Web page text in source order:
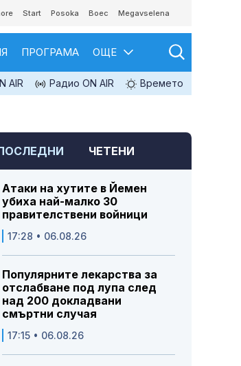
Start Posoka Boec Megavselena
ПРОГРАМА ОЩЕ
AIR Радио ON AIR Времето
ЧЕТЕНИ
Атаки на хутите в Йемен
убиха най-малко 30
правителствени войници
17:28 • 06.08.26
Популярните лекарства за
отслабване под лупа след
над 200 докладвани
смъртни случая
17:15 • 06.08.26